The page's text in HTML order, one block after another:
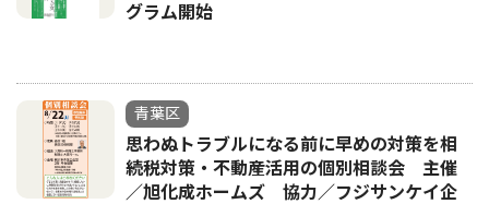
グラム開始
青葉区
思わぬトラブルになる前に早めの対策を相
続税対策・不動産活用の個別相談会 主催
／旭化成ホームズ 協力／フジサンケイ企